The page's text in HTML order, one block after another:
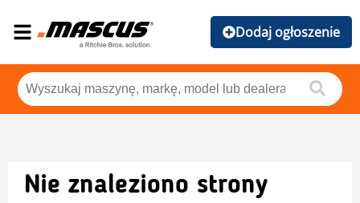
Dodaj ogłoszenie
Nie znaleziono strony